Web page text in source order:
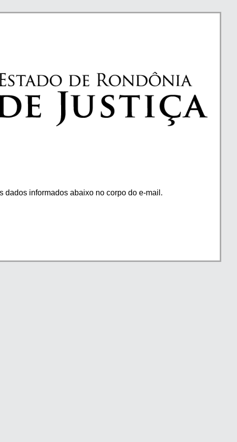
dados informados abaixo no corpo do e-mail.